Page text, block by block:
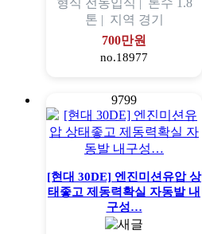
형식 전동입식 | 톤수 1.8
톤 | 지역 경기
700만원
no.18977
9799
[현대 30DE] 엔진미션유압 상
태좋고 제동력확실 자동발 내
구성…